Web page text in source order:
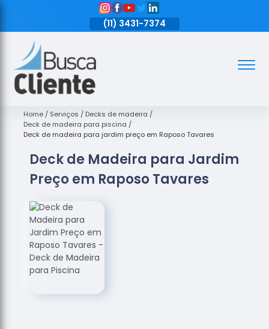
(11) 3431-7374
Assoalhos
de Madeira
Decks de
Empresas
de
de Madeira
Loja de
Assoalhos
Raspagem
de
Home Serviços
Decks de madeira
Deck de madeira para piscina
Deck de madeira para jardim preço em Raposo Tavares
Deck de Madeira para Jardim
Preço em Raposo Tavares